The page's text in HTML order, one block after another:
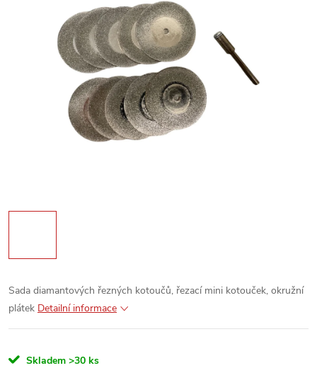
Sada diamantových řezných kotoučů, řezací mini kotouček, okružní
plátek Detailní informace
Skladem >30 ks